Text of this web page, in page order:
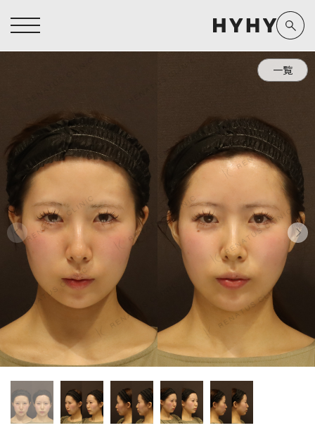
医療脱毛症例一覧
アートメイク症例一覧
クリニック一覧
医師一覧
看護師一覧
新着情報
よくあるご質問
お問い合わせ
プライバシーポリシー
未成年の方へ
規約
コラム
ヒアルロン酸注入
Doctor
担当医師から探す
副田 周
高橋 希
東山 麻伊子
松村 仁
泉 洋平
辻橋 勇祐
阿部 竜介
Parts
部位から探す
Preparation
製剤から探す
ザーフ(XERF)
ボラックス
ボリューマ
ボライト
レナトゥスヒアルロン酸
ダイヤモンドフィール/ピ
ネハ
一覧